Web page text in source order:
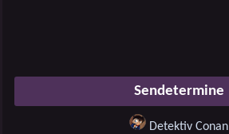
Sendetermine
Detektiv Conan